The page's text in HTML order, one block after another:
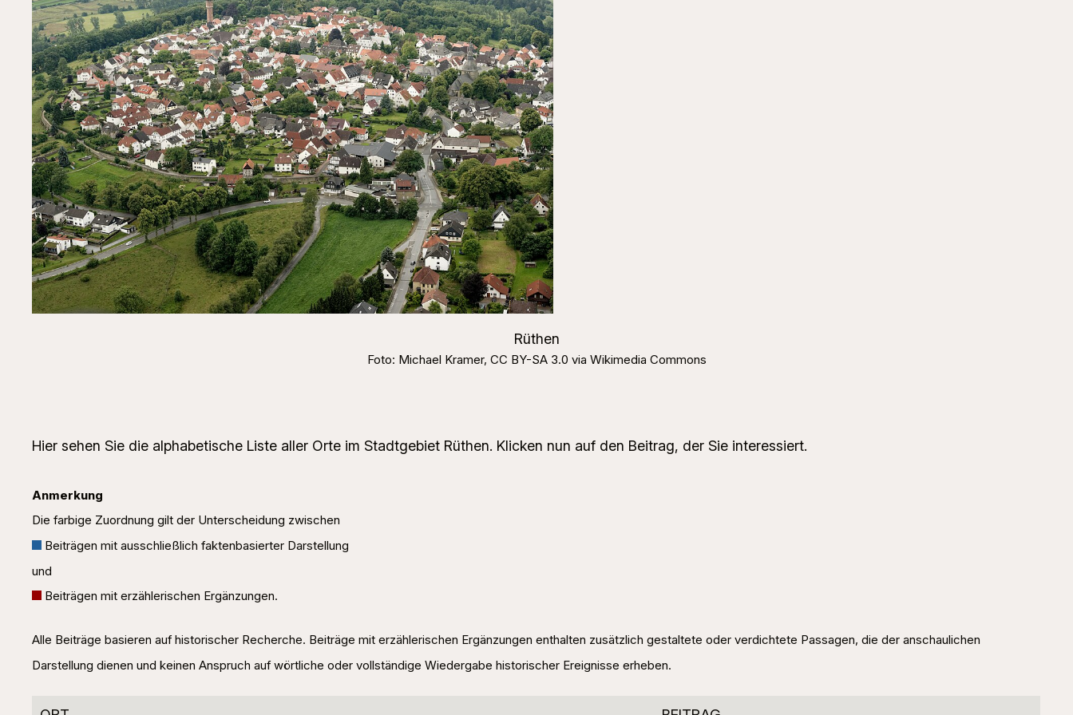
Rüthen
Foto: Michael Kramer, CC BY-SA 3.0 via Wikimedia Commons
Hier sehen Sie die alphabetische Liste aller Orte im Stadtgebiet Rüthen. Klicken nun auf den Beitrag, der Sie interessiert.
Anmerkung
Die farbige Zuordnung gilt der Unterscheidung zwischen
Beiträgen mit ausschließlich faktenbasierter Darstellung
und
Beiträgen mit erzählerischen Ergänzungen.
Alle Beiträge basieren auf historischer Recherche. Beiträge mit erzählerischen Ergänzungen enthalten zusätzlich gestaltete oder verdichtete Passagen, die der anschaulichen
Darstellung dienen und keinen Anspruch auf wörtliche oder vollständige Wiedergabe historischer Ereignisse erheben.